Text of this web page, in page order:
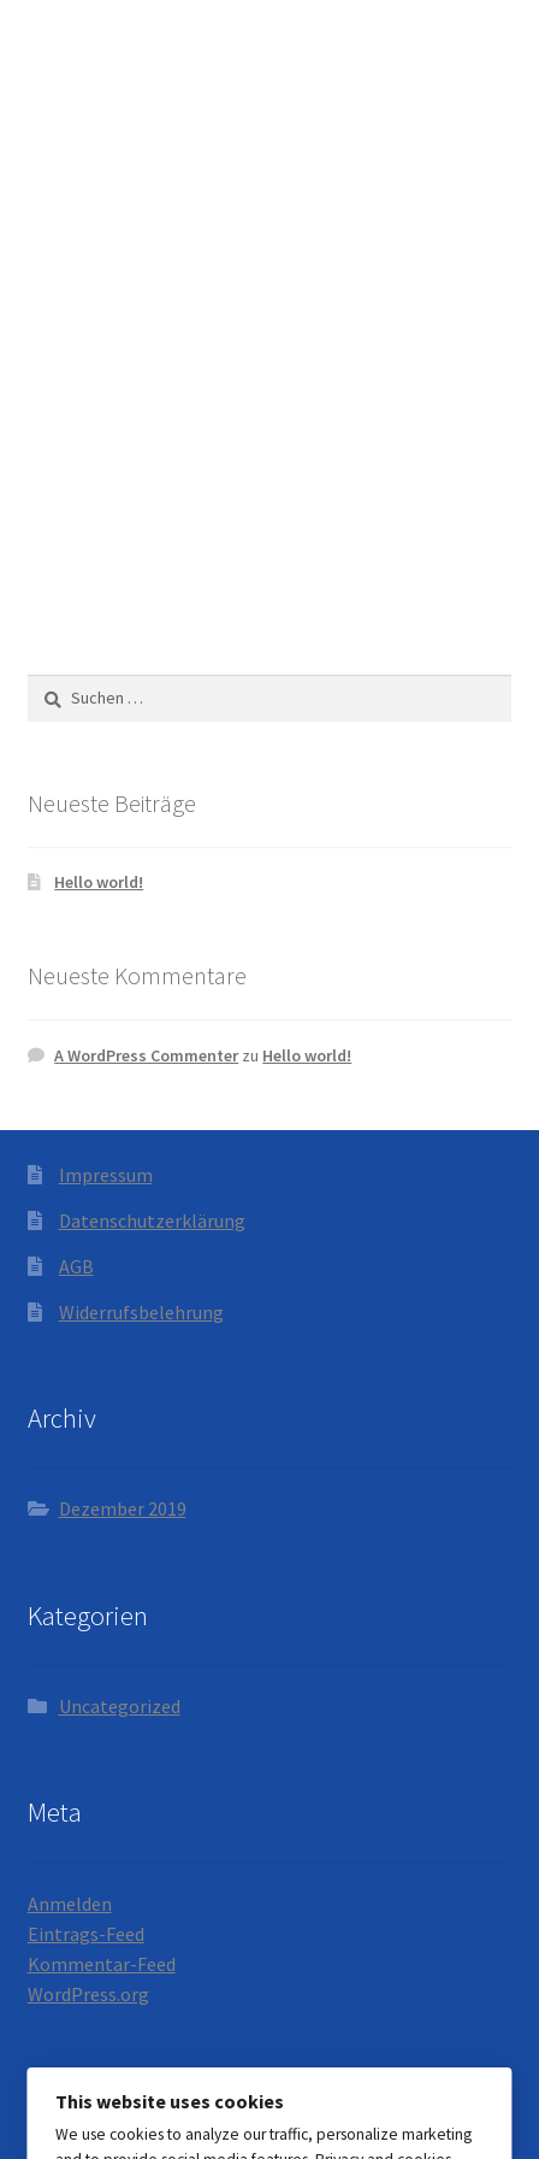
Suchen
nach:
Neueste Beiträge
Hello world!
Neueste Kommentare
A WordPress Commenterzu Hello world!
Impressum
Datenschutzerklärung
AGB
Widerrufsbelehrung
Archiv
Dezember 2019
Kategorien
Uncategorized
Meta
Anmelden
Eintrags-Feed
Kommentar-Feed
WordPress.org
© Motorrad Neumann 2026
This website uses cookies
We use cookies to analyze our traffic, personalize marketing